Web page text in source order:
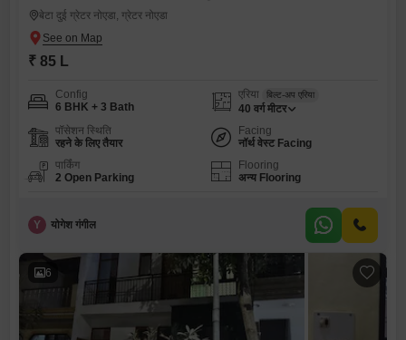
बेटा दुई ग्रेटर नोएडा, ग्रेटर नोएडा
₹ 85 L
Config
6 BHK + 3 Bath
एरिया बिल्ट-अप एरिया
40 वर्ग मीटर
पॉसेशन स्थिति
रहने के लिए तैयार
Facing
नॉर्थ वेस्ट Facing
पार्किंग
2 Open Parking
Flooring
अन्य Flooring
Y योगेश गंगील
6